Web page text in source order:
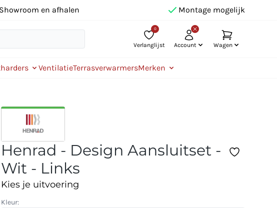
Showroom en afhalen Montage mogelijk
0
Verlanglijst Account Wagen
VentilatieTerrasverwarmersMerken
Henrad - Design Aansluitset -
Wit - Links
Kies je uitvoering
Kleur: